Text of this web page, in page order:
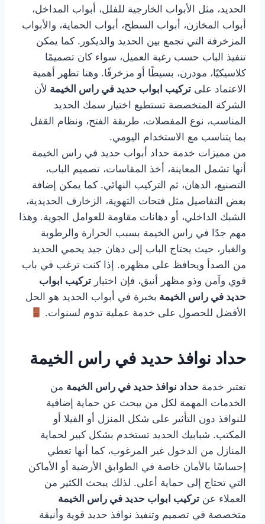
الحديد، مثل الأبواب الخارجية للفلل، أبواب المداخل،
أبواب المخازن، أبواب السطح، أبواب الحماية، والأبواب
المزخرفة التي تجمع بين الحديد والديكور. كما يمكن
تنفيذ الباب حسب رغبة العميل، سواء كان تصميمًا
كلاسيكيًا، مودرن، بسيطًا أو مزخرفًا. وهنا تظهر أهمية
الاعتماد على تركيب ابواب حديد في راس الخيمة لأن
الشركة المتخصصة تستطيع اختيار سمك الحديد
المناسب، نوع المفصلات، طريقة الفتح، ونظام القفل
بما يتناسب مع الاستخدام اليومي.
من مميزات خدمة حداد أبواب حديد في راس الخيمة
أنها تشمل المعاينة، أخذ المقاسات، تصميم الباب،
التصنيع، الدهان، ثم التركيب النهائي. كما يمكن إضافة
بعض التفاصيل مثل فتحات التهوية، الزخارف الحديدية،
الشبك الداخلي، أو دهانات مقاومة للعوامل الجوية. وهذا
مهم جدًا في راس الخيمة بسبب الحرارة والرطوبة
والغبار، حيث يحتاج الباب إلى دهان جيد يحمي الحديد
من الصدأ ويحافظ على مظهره. إذا كنت ترغب في باب
قوي وآمن وذو مظهر أنيق، فإن اختيار تركيب ابواب
حديد في راس الخيمة بخبرة في أبواب الحديد هو الحل
الأفضل للحصول على خدمة عملية تدوم لسنوات.
حداد نوافذ حديد في راس الخيمة
تعتبر خدمة حداد نوافذ حديد في راس الخيمة من
الخدمات المهمة لكل من يبحث عن حماية إضافية
للنوافذ دون التأثير على شكل المنزل أو الفيلا أو
المكتب. شبابيك الحديد تستخدم بشكل كبير لحماية
المنازل من الدخول غير المرغوب، كما أنها تعطي
إحساسًا بالأمان خاصة في الطوابق الأرضية أو الأماكن
التي تحتاج إلى حماية أعلى. لذلك يبحث الكثير من
العملاء عن تركيب ابواب حديد في راس الخيمة
متخصصة في تصميم وتنفيذ نوافذ حديد قوية وأنيقة